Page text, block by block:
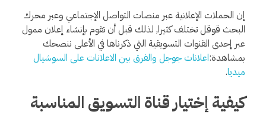
إن الحملات الإعلانية عبر منصات التواصل الإجتماعي وعبر محرك
البحث قوقل تختلف كثيرا, لذلك قبل أن تقوم بإنشاء إعلان ممول
عبر إحدى القنوات التسويقية التي ذكرناها في الأعلى ننصحك
بمشاهدة:اعلانات جوجل والفرق بين الاعلانات على السوشيال
ميديا.
كيفية إختيار قناة التسويق المناسبة